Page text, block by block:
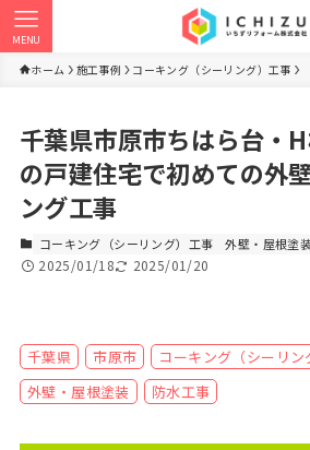
MENU
ホーム 施工事例 コーキング（シーリング）工事
千葉県市原市ちはら台・
の戸建住宅で初めての外
ング工事
コーキング（シーリング）工事 外壁・屋根塗
2025/01/18 2025/01/20
千葉県 市原市
コーキング（シーリン
外壁・屋根塗装
防水工事